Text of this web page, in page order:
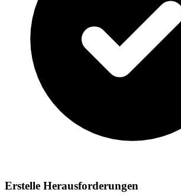
Erstelle Herausforderungen